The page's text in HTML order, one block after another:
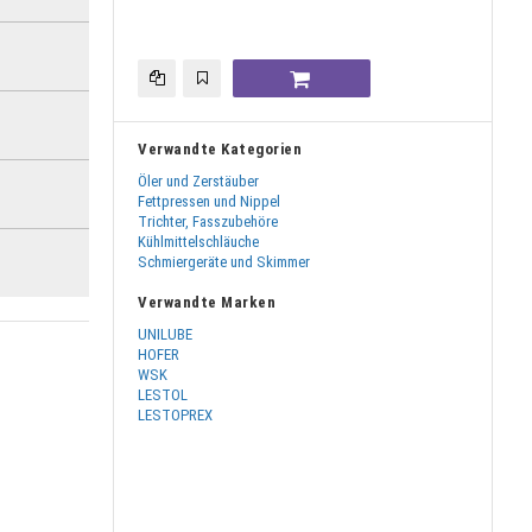
Verwandte Kategorien
Öler und Zerstäuber
Fettpressen und Nippel
Trichter, Fasszubehöre
Kühlmittelschläuche
Schmiergeräte und Skimmer
Verwandte Marken
UNILUBE
HOFER
WSK
LESTOL
LESTOPREX